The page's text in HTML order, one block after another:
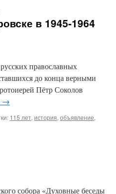
в 1945-1964
православных
до конца верными
Пётр Соколов
→
115 лет, история, объявление,
собора «Духовные беседы